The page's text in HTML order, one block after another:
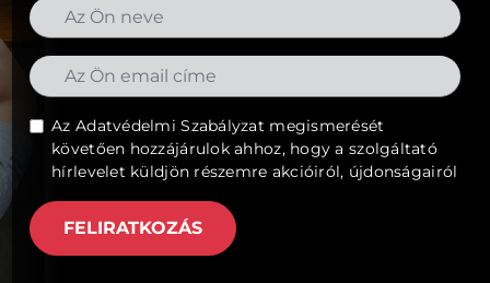
AzAdatvédelmi Szabályzat megismerését
követően hozzájárulok ahhoz, hogy a szolgáltató
hírlevelet küldjön részemre akcióiról, újdonságairól
FELIRATKOZÁS